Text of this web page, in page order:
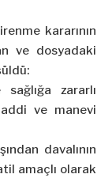
kararının
ve dosyadaki
zararlı
ve manevi
davalının
amaçlı olarak